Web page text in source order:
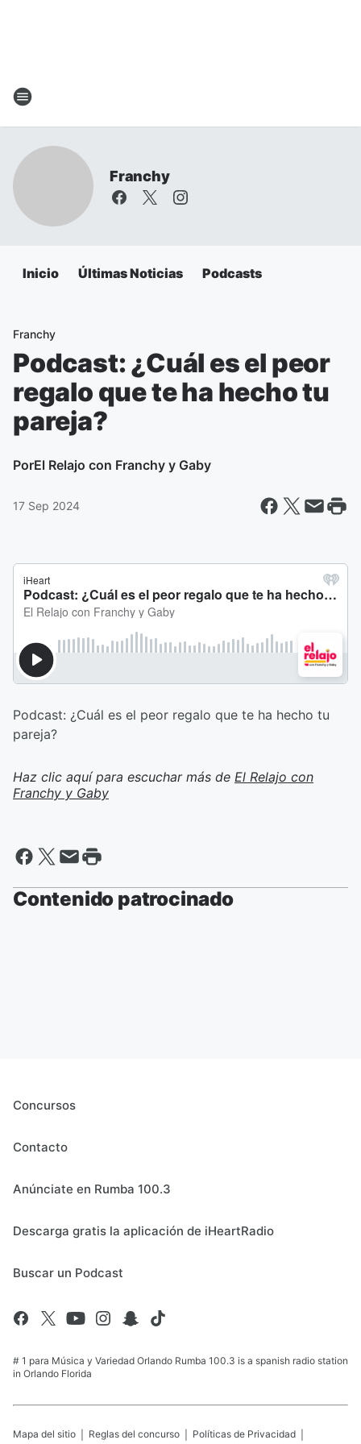
Franchy
Inicio Últimas Noticias Podcasts
Franchy
Podcast: ¿Cuál es el peor
regalo que te ha hecho tu
pareja?
PorEl Relajo con Franchy y Gaby
17 Sep 2024
Podcast: ¿Cuál es el peor regalo que te ha hecho tu
pareja?
Haz clic aquí para escuchar más de El Relajo con
Franchy y Gaby
Contenido patrocinado
Concursos
Contacto
Anúnciate en Rumba 100.3
Descarga gratis la aplicación de iHeartRadio
Buscar un Podcast
# 1 para Música y Variedad Orlando Rumba 100.3 is a spanish radio station
in Orlando Florida
Mapa del sitio Reglas del concurso Políticas de Privacidad